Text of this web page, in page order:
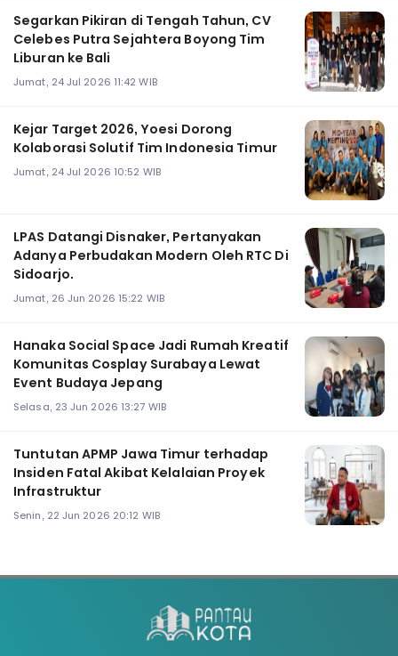
Segarkan Pikiran di Tengah Tahun, CV
Celebes Putra Sejahtera Boyong Tim
Liburan ke Bali
Jumat, 24 Jul 2026 11:42 WIB
Kejar Target 2026, Yoesi Dorong
Kolaborasi Solutif Tim Indonesia Timur
Jumat, 24 Jul 2026 10:52 WIB
LPAS Datangi Disnaker, Pertanyakan
Adanya Perbudakan Modern Oleh RTC Di
Sidoarjo.
Jumat, 26 Jun 2026 15:22 WIB
Hanaka Social Space Jadi Rumah Kreatif
Komunitas Cosplay Surabaya Lewat
Event Budaya Jepang
Selasa, 23 Jun 2026 13:27 WIB
Tuntutan APMP Jawa Timur terhadap
Insiden Fatal Akibat Kelalaian Proyek
Infrastruktur
Senin, 22 Jun 2026 20:12 WIB